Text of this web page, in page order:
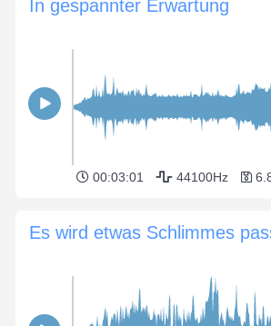
In gespannter Erwartung
00:03:01 44100Hz
Es wird etwas Schlimmes